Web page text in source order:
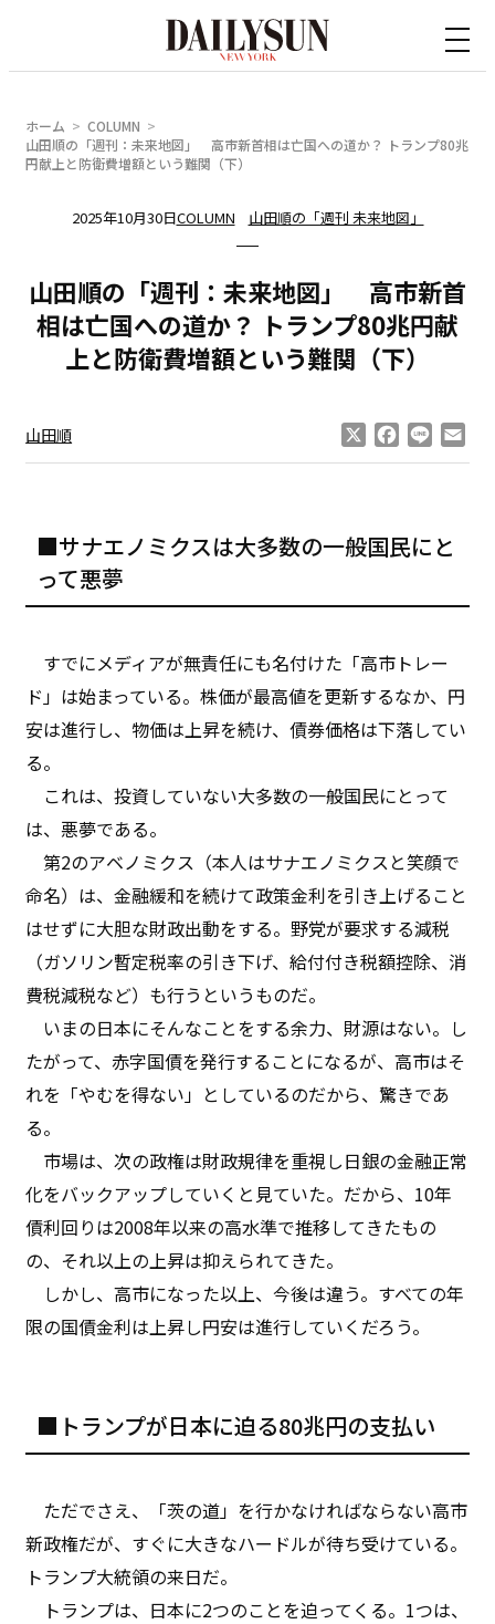
ホーム
COLUMN
山田順の「週刊：未来地図」 高市新首相は亡国への道か？ トランプ80兆
円献上と防衛費増額という難関（下）
2025年10月30日COLUMN 山田順の「週刊 未来地図」
山田順の「週刊：未来地図」 高市新首
相は亡国への道か？ トランプ80兆円献
上と防衛費増額という難関（下）
山田順 Facebook
Line
■サナエノミクスは大多数の一般国民にと
って悪夢
すでにメディアが無責任にも名付けた「高市トレー
ド」は始まっている。株価が最高値を更新するなか、円
安は進行し、物価は上昇を続け、債券価格は下落してい
る。
これは、投資していない大多数の一般国民にとって
は、悪夢である。
第2のアベノミクス（本人はサナエノミクスと笑顔で
命名）は、金融緩和を続けて政策金利を引き上げること
はせずに大胆な財政出動をする。野党が要求する減税
（ガソリン暫定税率の引き下げ、給付付き税額控除、消
費税減税など）も行うというものだ。
いまの日本にそんなことをする余力、財源はない。し
たがって、赤字国債を発行することになるが、高市はそ
れを「やむを得ない」としているのだから、驚きであ
る。
市場は、次の政権は財政規律を重視し日銀の金融正常
化をバックアップしていくと見ていた。だから、10年
債利回りは2008年以来の高水準で推移してきたもの
の、それ以上の上昇は抑えられてきた。
しかし、高市になった以上、今後は違う。すべての年
限の国債金利は上昇し円安は進行していくだろう。
■トランプが日本に迫る80兆円の支払い
ただでさえ、「茨の道」を行かなければならない高市
新政権だが、すぐに大きなハードルが待ち受けている。
トランプ大統領の来日だ。
トランプは、日本に2つのことを迫ってくる。1つは、